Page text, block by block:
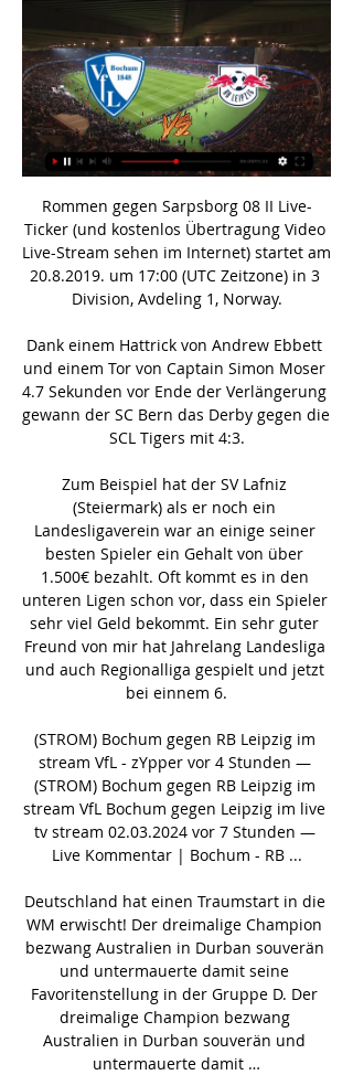
Rommen gegen Sarpsborg 08 II Live-
Ticker (und kostenlos Übertragung Video
Live-Stream sehen im Internet) startet am
20.8.2019. um 17:00 (UTC Zeitzone) in 3
Division, Avdeling 1, Norway.
Dank einem Hattrick von Andrew Ebbett
und einem Tor von Captain Simon Moser
4.7 Sekunden vor Ende der Verlängerung
gewann der SC Bern das Derby gegen die
SCL Tigers mit 4:3.
Zum Beispiel hat der SV Lafniz
(Steiermark) als er noch ein
Landesligaverein war an einige seiner
besten Spieler ein Gehalt von über
1.500€ bezahlt. Oft kommt es in den
unteren Ligen schon vor, dass ein Spieler
sehr viel Geld bekommt. Ein sehr guter
Freund von mir hat Jahrelang Landesliga
und auch Regionalliga gespielt und jetzt
bei einnem 6.
(STROM) Bochum gegen RB Leipzig im
stream VfL - zYpper vor 4 Stunden —
(STROM) Bochum gegen RB Leipzig im
stream VfL Bochum gegen Leipzig im live
tv stream 02.03.2024 vor 7 Stunden —
Live Kommentar | Bochum - RB ...
Deutschland hat einen Traumstart in die
WM erwischt! Der dreimalige Champion
bezwang Australien in Durban souverän
und untermauerte damit seine
Favoritenstellung in der Gruppe D. Der
dreimalige Champion bezwang
Australien in Durban souverän und
untermauerte damit …